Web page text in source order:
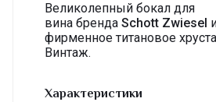
Великолепный бокал для
вина бренда Schott Zwiesel
фирменное титановое
Винтаж.
Характеристики